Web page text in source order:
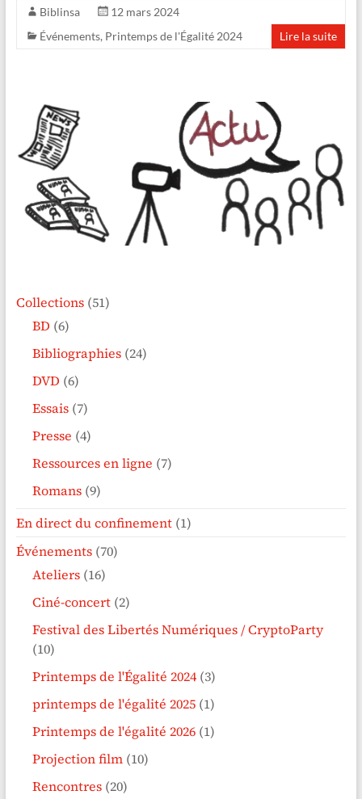
Biblinsa
12 mars 2024
Événements, Printemps de l'Égalité 2024 Lire la suite
Collections(51)
BD (6)
Bibliographies(24)
DVD (6)
Essais(7)
Presse (4)
Ressources en ligne (7)
Romans(9)
En direct du confinement(1)
Événements(70)
Ateliers(16)
Ciné-concert(2)
Festival des Libertés Numériques / CryptoParty
(10)
Printemps de l'Égalité 2024(3)
printemps de l'égalité 2025(1)
Printemps de l'égalité 2026(1)
Projection film(10)
Rencontres(20)